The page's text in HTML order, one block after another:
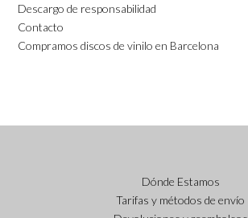
Descargo de responsabilidad
Contacto
Compramos discos de vinilo en Barcelona
Dónde Estamos
Tarifas y métodos de envío